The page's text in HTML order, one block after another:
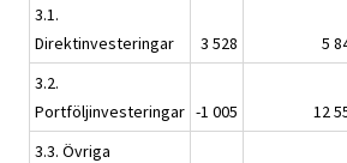
3.1.
Direktinvesteringar
3 528 5
3.2.
Portföljinvesteringar -1 005 12
3.3. Övriga